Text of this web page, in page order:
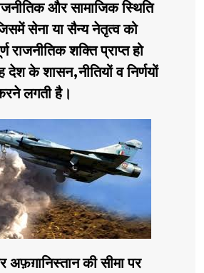
और सामाजिक स्थिति
सेना या सैन्य नेतृत्व को
राजनीतिक शक्ति प्राप्त हो
के शासन,नीतियों व निर्णयों
लगती है।
अफ़ग़ानिस्तान की सीमा पर